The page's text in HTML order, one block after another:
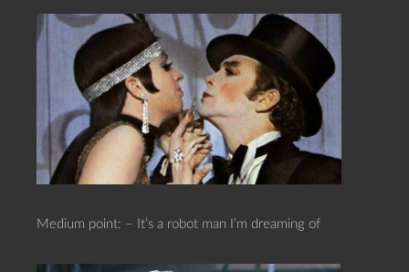
Medium point: – It’s a robot man I’m dreaming of